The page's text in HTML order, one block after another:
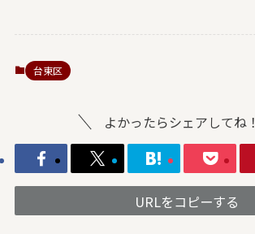
台東区
よかったらシェアしてね！
URLをコピーする